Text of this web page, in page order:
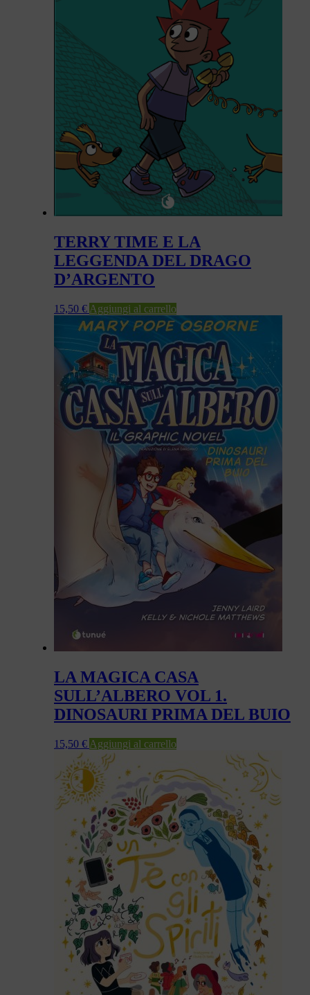
TERRY TIME E LA
LEGGENDA DEL DRAGO
D’ARGENTO
15,50 € Aggiungi al carrello
LA MAGICA CASA
SULL’ALBERO VOL 1.
DINOSAURI PRIMA DEL BUIO
15,50 € Aggiungi al carrello